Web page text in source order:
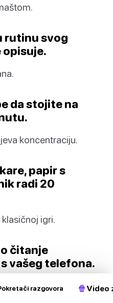
rutinu svog
opisuje.
da stojite na
koncentraciju.
papir s
radi 20
igri.
čitanje
vašeg telefona.
razgovora 🍿 Video